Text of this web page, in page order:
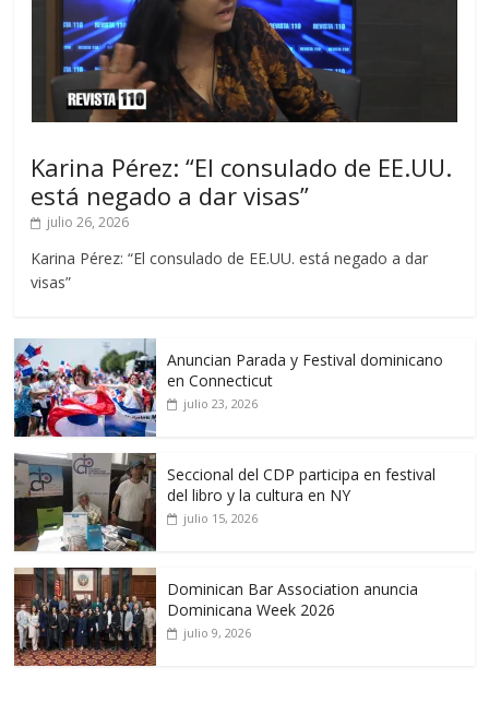
Karina Pérez: “El consulado de EE.UU.
está negado a dar visas”
julio 26, 2026
Karina Pérez: “El consulado de EE.UU. está negado a dar
visas”
Anuncian Parada y Festival dominicano
en Connecticut
julio 23, 2026
Seccional del CDP participa en festival
del libro y la cultura en NY
julio 15, 2026
Dominican Bar Association anuncia
Dominicana Week 2026
julio 9, 2026